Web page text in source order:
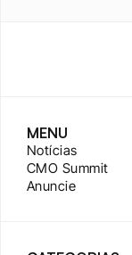
MENU
Notícias
CMO Summit
Anuncie